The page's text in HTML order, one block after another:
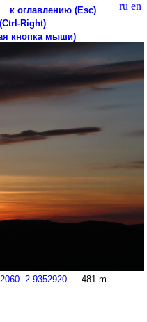
ru en
к оглавлению (Esc)
Right)
кнопка мыши)
-2.9352920— 481 m